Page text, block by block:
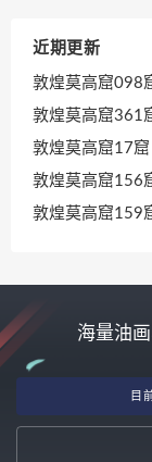
近期更新
敦煌莫高窟098
敦煌莫高窟361
敦煌莫高窟17
敦煌莫高窟156
敦煌莫高窟159
海量油
目